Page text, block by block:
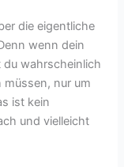
die eigentliche
wenn dein
du wahrscheinlich
nur um
ist kein
und vielleicht